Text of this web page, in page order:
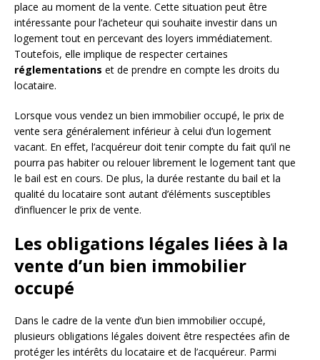
place au moment de la vente. Cette situation peut être
intéressante pour l’acheteur qui souhaite investir dans un
logement tout en percevant des loyers immédiatement.
Toutefois, elle implique de respecter certaines
réglementations et de prendre en compte les droits du
locataire.
Lorsque vous vendez un bien immobilier occupé, le prix de
vente sera généralement inférieur à celui d’un logement
vacant. En effet, l’acquéreur doit tenir compte du fait qu’il ne
pourra pas habiter ou relouer librement le logement tant que
le bail est en cours. De plus, la durée restante du bail et la
qualité du locataire sont autant d’éléments susceptibles
d’influencer le prix de vente.
Les obligations légales liées à la
vente d’un bien immobilier
occupé
Dans le cadre de la vente d’un bien immobilier occupé,
plusieurs obligations légales doivent être respectées afin de
protéger les intérêts du locataire et de l’acquéreur. Parmi